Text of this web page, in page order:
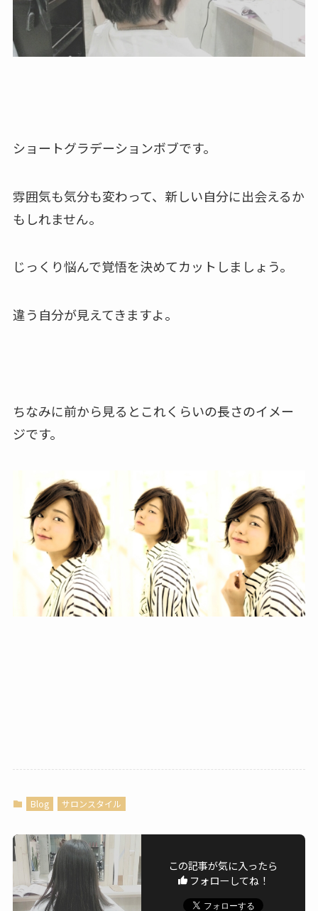
ショートグラデーションボブです。
雰囲気も気分も変わって、新しい自分に出会えるか
もしれません。
じっくり悩んで覚悟を決めてカットしましょう。
違う自分が見えてきますよ。
ちなみに前から見るとこれくらいの長さのイメー
ジです。
Blog サロンスタイル
この記事が気に入ったら
フォローしてね！